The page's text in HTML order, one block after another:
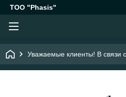
ТОО "Phasis"
Уважаемые клиенты! В связи